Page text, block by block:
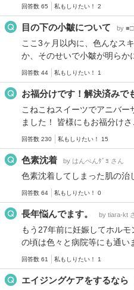
回答数 65 私もしりたい！ 2
目の下の小皺について by
ここ3ヶ月以内に、色んなス
か、そのせいで小皺が明らか
回答数 44 私もしりたい！ 1
お福分けです！解決済みで
こねこねスイーツでアニバー
ました！ 皆様にもお福分けさ
回答数 230 私もしりたい！ 15
色素沈着 by はんぺんﾀﾞﾖ さん
色素沈着してしまった肌の治
回答数 64 私もしりたい！ 0
長年悩んでます。 by tiara-kt
もう27年前に妊娠してホル
の頃は色々と病院等にも通い
回答数 61 私もしりたい！ 1
エイジングケアをするなら